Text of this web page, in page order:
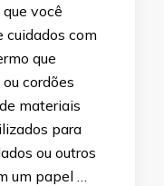
você
cuidados com
que
cordões
materiais
para
ou outros
um papel …